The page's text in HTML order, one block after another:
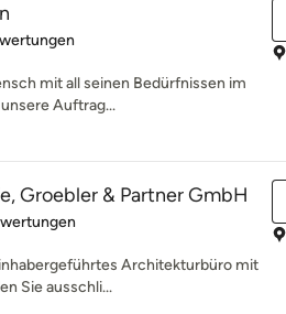
5 von 5 Sternen
mit all seinen Bedürfnissen im
Auftrag...
Groebler & Partner GmbH
5 von 5 Sternen
Architekturbüro mit
Sie ausschli...